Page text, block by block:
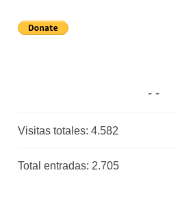
Visitas totales:4.582
Total entradas: 2.705